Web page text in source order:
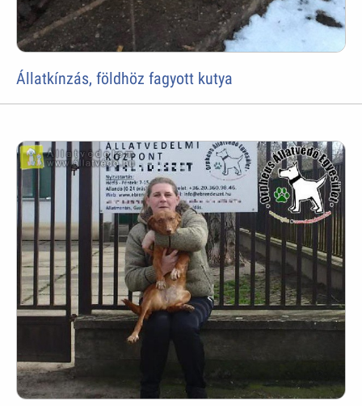
Állatkínzás, földhöz fagyott kutya